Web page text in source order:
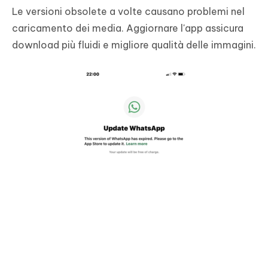
Le versioni obsolete a volte causano problemi nel
caricamento dei media. Aggiornare l'app assicura
download più fluidi e migliore qualità delle immagini.